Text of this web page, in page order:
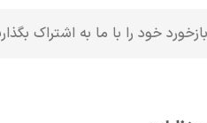
بازخورد خود را با ما به اشتراک